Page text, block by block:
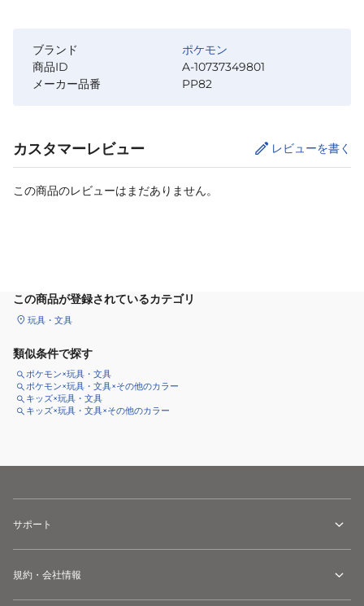
ブランド
ポケモン
商品ID
A-10737349801
メーカー品番
PP82
カスタマーレビュー レビューを書く
この商品のレビューはまだありません。
この商品が登録されているカテゴリ
玩具・文具
類似条件で探す
ポケモン×玩具・文具
ポケモン×玩具・文具×その他のカラー
キッズ×玩具・文具
キッズ×玩具・文具×その他のカラー
サポート
規約・会社情報